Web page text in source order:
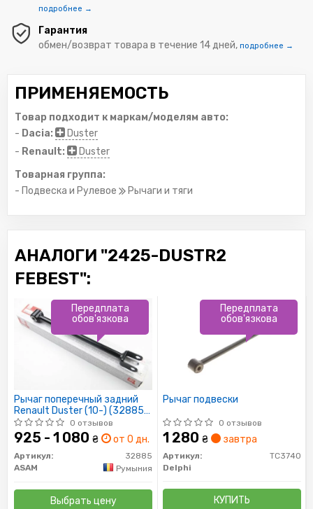
подробнее →
Гарантия
обмен/возврат товара в течение 14 дней, подробнее →
ПРИМЕНЯЕМОСТЬ
Товар подходит к маркам/моделям авто:
- Dacia:
Duster
- Renault:
Duster
Товарная группа:
- Подвеска и Рулевое
Рычаги и тяги
АНАЛОГИ "2425-DUSTR2
FEBEST":
Рычаг поперечный задний
Renault Duster (10-) (32885)
Asam
0 отзывов
925 - 1 080 ₴ от 0 дн.
Артикул:
32885
ASAM
Румыния
Выбрать цену
Передплата
обов'язкова
Рычаг подвески
0 отзывов
1 280 ₴ завтра
Артикул:
TC3740
Delphi
КУПИТЬ
Передплата
обов'язкова